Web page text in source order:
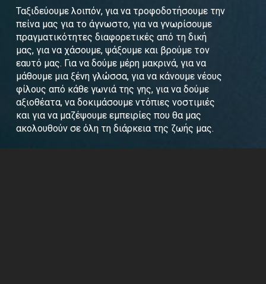
Ταξιδεύουμε λοιπόν, για να τροφοδοτήσουμε την
πείνα μας για το άγνωστο, για να γνωρίσουμε
πραγματικότητες διαφορετικές από τη δική
μας, για να χάσουμε, ψάξουμε και βρούμε τον
εαυτό μας. Για να δούμε μέρη μακρινά, για να
μάθουμε μια ξένη γλώσσα, για να κάνουμε νέους
φίλους από κάθε γωνιά της γης, για να δούμε
αξιοθέατα, να δοκιμάσουμε ντόπιες νοστιμιές
και για να μαζέψουμε εμπειρίες που θα μας
ακολουθούν σε όλη τη διάρκεια της ζωής μας.